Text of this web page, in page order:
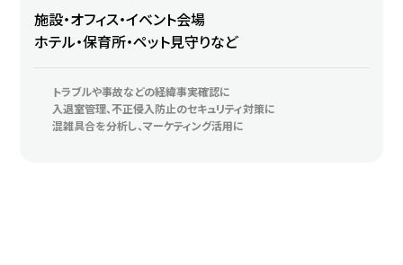
施設・オフィス・イベント会場
ホテル・保育所・ペット見守りなど
トラブルや事故などの経緯事実確認に
入退室管理、不正侵入防止のセキュリティ対策に
混雑具合を分析し、マーケティング活用に